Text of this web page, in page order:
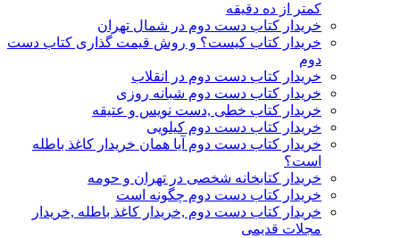
کمتر از ده دقیقه
خریدار کتاب دست دوم در شمال تهران
خریدار کتاب کیست؟ و روش قیمت گذاری کتاب دست
دوم
خریدار کتاب دست دوم در انقلاب
خریدار کتاب دست دوم شبانه روزی
خریدار کتاب خطی ,دست نویس و عتیقه
خریدار کتاب دست دوم کیلویی
خریدار کتاب دست دوم آیا همان خریدار کاغذ باطله
است؟
خریدار کتابخانه شخصی در تهران و حومه
خریدار کتاب دست دوم چگونه است
خریدار کتاب دست دوم ,خریدار کاغذ باطله ,خریدار
مجلات قدیمی